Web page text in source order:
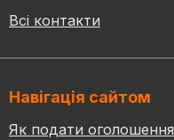
Всі контакти
Навігація сайтом
Як подати оголошення